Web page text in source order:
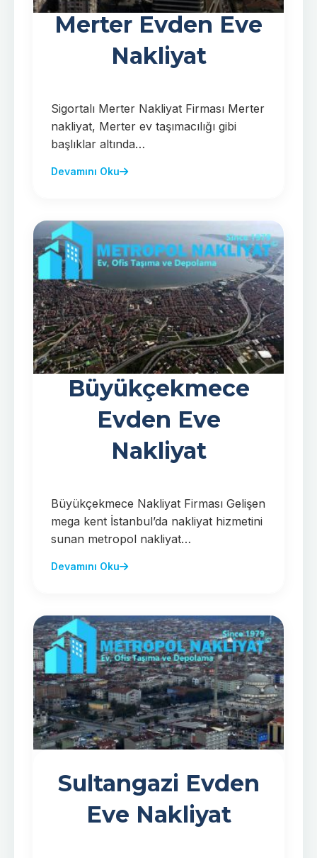
Merter Evden Eve
Nakliyat
Sigortalı Merter Nakliyat Firması Merter
nakliyat, Merter ev taşımacılığı gibi
başlıklar altında…
Devamını Oku
Büyükçekmece
Evden Eve
Nakliyat
Büyükçekmece Nakliyat Firması Gelişen
mega kent İstanbul’da nakliyat hizmetini
sunan metropol nakliyat…
Devamını Oku
Sultangazi Evden
Eve Nakliyat